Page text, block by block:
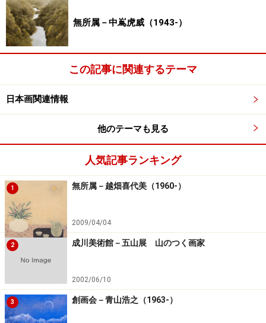
無所属－中嶌虎威（1943-）
この記事に関連するテーマ
日本画関連情報
他のテーマも見る
人気記事ランキング
1 無所属－越畑喜代美（1960-）
2009/04/04
2 成川美術館－五山展 山のつく画家
2002/06/10
3 創画会－青山浩之（1963-）